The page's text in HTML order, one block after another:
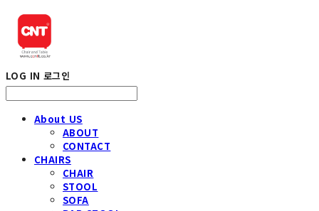
LOG IN 로그인
About US
ABOUT
CONTACT
CHAIRS
CHAIR
STOOL
SOFA